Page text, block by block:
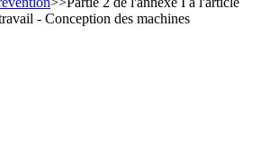
- Conception des machines